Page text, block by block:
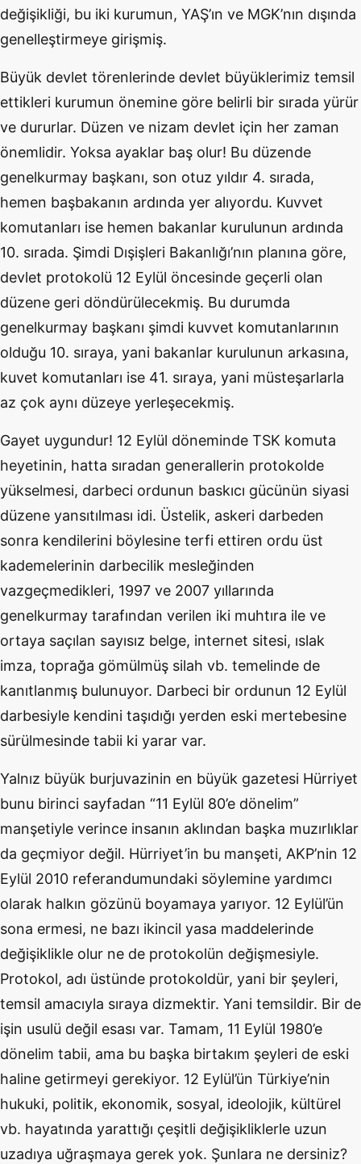
değişikliği, bu iki kurumun, YAŞ’ın ve MGK’nın dışında
genelleştirmeye girişmiş.
Büyük devlet törenlerinde devlet büyüklerimiz temsil
ettikleri kurumun önemine göre belirli bir sırada yürür
ve dururlar. Düzen ve nizam devlet için her zaman
önemlidir. Yoksa ayaklar baş olur! Bu düzende
genelkurmay başkanı, son otuz yıldır 4. sırada,
hemen başbakanın ardında yer alıyordu. Kuvvet
komutanları ise hemen bakanlar kurulunun ardında
10. sırada. Şimdi Dışişleri Bakanlığı’nın planına göre,
devlet protokolü 12 Eylül öncesinde geçerli olan
düzene geri döndürülecekmiş. Bu durumda
genelkurmay başkanı şimdi kuvvet komutanlarının
olduğu 10. sıraya, yani bakanlar kurulunun arkasına,
kuvet komutanları ise 41. sıraya, yani müsteşarlarla
az çok aynı düzeye yerleşecekmiş.
Gayet uygundur! 12 Eylül döneminde TSK komuta
heyetinin, hatta sıradan generallerin protokolde
yükselmesi, darbeci ordunun baskıcı gücünün siyasi
düzene yansıtılması idi. Üstelik, askeri darbeden
sonra kendilerini böylesine terfi ettiren ordu üst
kademelerinin darbecilik mesleğinden
vazgeçmedikleri, 1997 ve 2007 yıllarında
genelkurmay tarafından verilen iki muhtıra ile ve
ortaya saçılan sayısız belge, internet sitesi, ıslak
imza, toprağa gömülmüş silah vb. temelinde de
kanıtlanmış bulunuyor. Darbeci bir ordunun 12 Eylül
darbesiyle kendini taşıdığı yerden eski mertebesine
sürülmesinde tabii ki yarar var.
Yalnız büyük burjuvazinin en büyük gazetesi Hürriyet
bunu birinci sayfadan “11 Eylül 80’e dönelim”
manşetiyle verince insanın aklından başka muzırlıklar
da geçmiyor değil. Hürriyet’in bu manşeti, AKP’nin 12
Eylül 2010 referandumundaki söylemine yardımcı
olarak halkın gözünü boyamaya yarıyor. 12 Eylül’ün
sona ermesi, ne bazı ikincil yasa maddelerinde
değişiklikle olur ne de protokolün değişmesiyle.
Protokol, adı üstünde protokoldür, yani bir şeyleri,
temsil amacıyla sıraya dizmektir. Yani temsildir. Bir de
işin usulü değil esası var. Tamam, 11 Eylül 1980’e
dönelim tabii, ama bu başka birtakım şeyleri de eski
haline getirmeyi gerekiyor. 12 Eylül’ün Türkiye’nin
hukuki, politik, ekonomik, sosyal, ideolojik, kültürel
vb. hayatında yarattığı çeşitli değişikliklerle uzun
uzadıya uğraşmaya gerek yok. Şunlara ne dersiniz?